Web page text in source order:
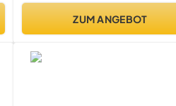
ZUM ANGEBOT